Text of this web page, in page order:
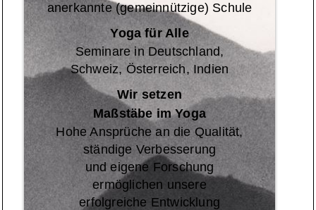
anerkannte (gemeinnützige) Schule
Yoga für Alle
Seminare in Deutschland,
Schweiz, Österreich, Indien
Wir setzen
Maßstäbe im Yoga
Hohe Ansprüche an die Qualität,
ständige Verbesserung
und eigene Forschung
ermöglichen unsere
erfolgreiche Entwicklung